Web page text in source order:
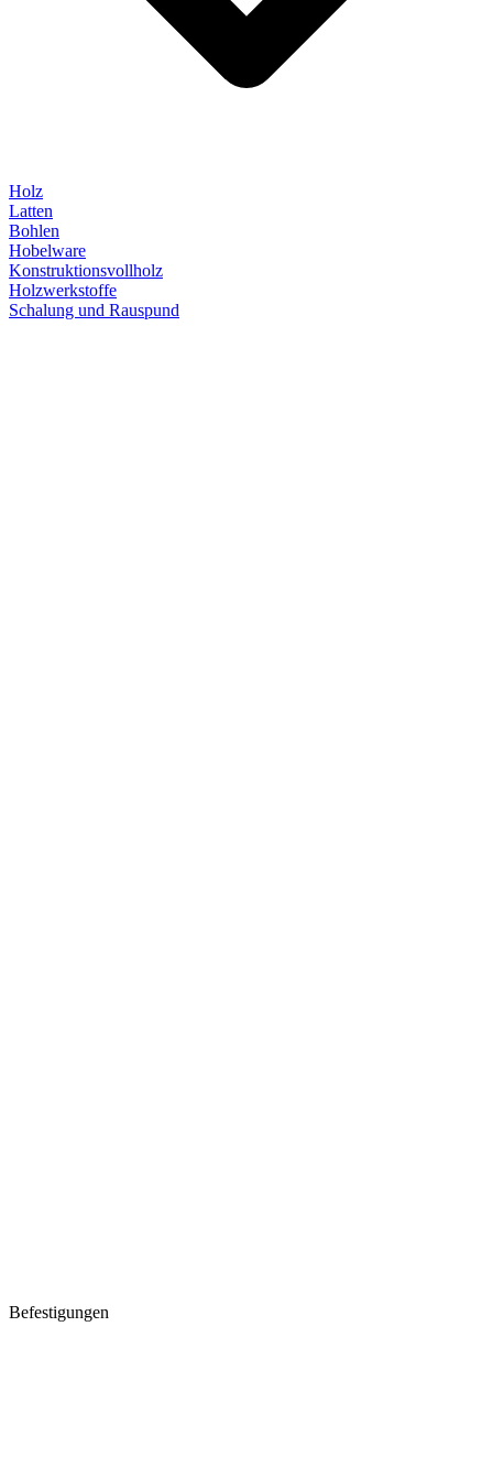
Holz
Latten
Bohlen
Hobelware
Konstruktionsvollholz
Holzwerkstoffe
Schalung und Rauspund
Befestigungen